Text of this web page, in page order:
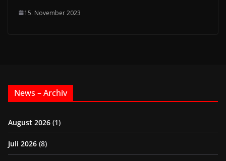
15. November 2023
News – Archiv
August 2026 (1)
Juli 2026 (8)